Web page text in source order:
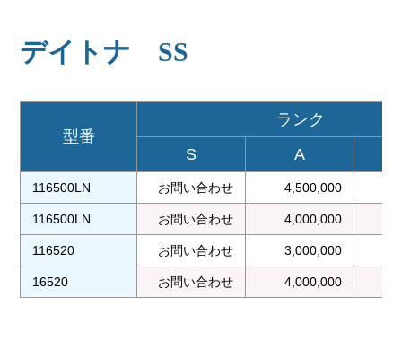
デイトナ SS
型番
ランク
S
A
116500LN お問い合わせ 4,500,000
116500LN お問い合わせ 4,000,000
116520 お問い合わせ 3,000,000
16520 お問い合わせ 4,000,000